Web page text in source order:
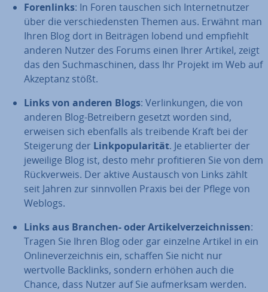
Fo­ren­links: In Foren tauschen sich In­ter­net­nut­zer
über die ver­schie­dens­ten Themen aus. Erwähnt man
Ihren Blog dort in Beiträgen lobend und empfiehlt
anderen Nutzer des Forums einen Ihrer Artikel, zeigt
das den Such­ma­schi­nen, dass Ihr Projekt im Web auf
Akzeptanz stößt.
Links von anderen Blogs: Ver­lin­kun­gen, die von
anderen Blog-Be­trei­bern gesetzt worden sind,
erweisen sich ebenfalls als treibende Kraft bei der
Stei­ge­rung der Link­po­pu­la­ri­tät. Je eta­blier­ter der
jeweilige Blog ist, desto mehr pro­fi­tie­ren Sie von dem
Rück­ver­weis. Der aktive Austausch von Links zählt
seit Jahren zur sinn­vol­len Praxis bei der Pflege von
Weblogs.
Links aus Branchen- oder Ar­ti­kel­ver­zeich­nis­sen:
Tragen Sie Ihren Blog oder gar einzelne Artikel in ein
On­lin­ever­zeich­nis ein, schaffen Sie nicht nur
wertvolle Backlinks, sondern erhöhen auch die
Chance, dass Nutzer auf Sie auf­merk­sam werden.